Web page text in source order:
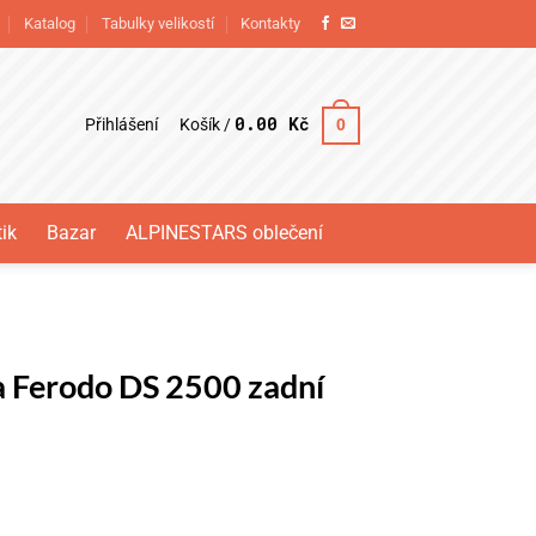
Katalog Tabulky velikostí Kontakty
Přihlášení Košík / 0.00 Kč 0
Bazar ALPINESTARS oblečení
DS 2500 zadní
zadní množství